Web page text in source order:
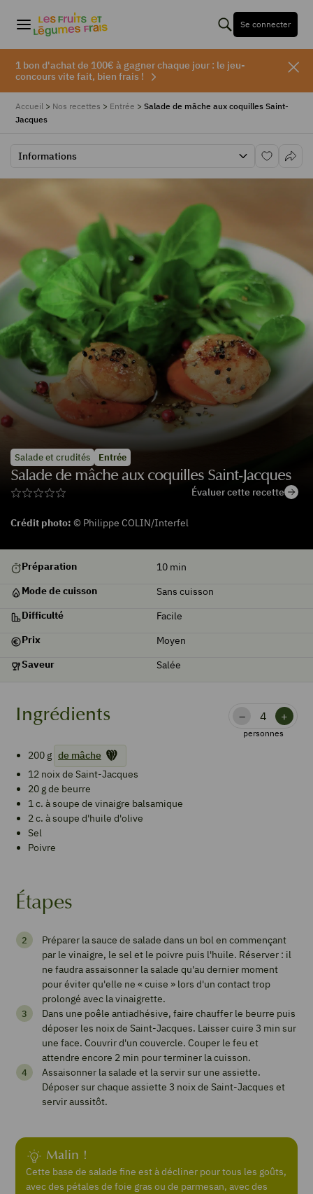
Se connecter
1 bon d'achat de 100€ à gagner chaque jour : le jeu-
concours vite fait, bien frais !
Accueil > Nos recettes > Entrée > Salade de mâche aux coquilles Saint-
Jacques
Informations
Salade et crudités Entrée
Salade de mâche aux coquilles Saint-Jacques
Évaluer cette recette
Crédit photo: © Philippe COLIN/Interfel
Préparation 10 min
Mode de cuisson
Sans cuisson
Difficulté
Facile
Prix
Moyen
Saveur
Salée
Étapes
Préparer la sauce de salade dans un bol en commençant
par le vinaigre, le sel et le poivre puis l'huile. Réserver : il
ne faudra assaisonner la salade qu'au dernier moment
pour éviter qu'elle ne « cuise » lors d'un contact trop
prolongé avec la vinaigrette.
Dans une poêle antiadhésive, faire chauffer le beurre puis
déposer les noix de Saint-Jacques. Laisser cuire 3 min sur
une face. Couvrir d'un couvercle. Couper le feu et
attendre encore 2 min pour terminer la cuisson.
Assaisonner la salade et la servir sur une assiette.
Déposer sur chaque assiette 3 noix de Saint-Jacques et
servir aussitôt.
Malin !
Cette base de salade fine est à décliner pour tous les goûts,
avec des pétales de foie gras ou de parmesan, avec des
Ingrédients – +
personnes
200 g de mâche
12 noix de Saint-Jacques
20 gde beurre
1c. à soupe de vinaigre balsamique
2c. à soupe d'huile d'olive
Sel
Poivre
Salade
de
mâche
aux
coquilles
Saint-
Jacques
recette